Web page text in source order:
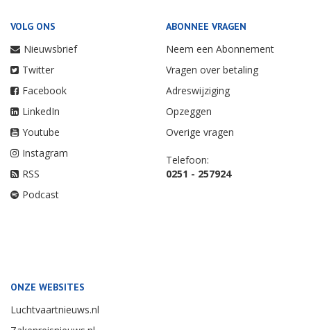
VOLG ONS
Nieuwsbrief
Twitter
Facebook
LinkedIn
Youtube
Instagram
RSS
Podcast
ABONNEE VRAGEN
Neem een Abonnement
Vragen over betaling
Adreswijziging
Opzeggen
Overige vragen
Telefoon:
0251 - 257924
ONZE WEBSITES
Luchtvaartnieuws.nl